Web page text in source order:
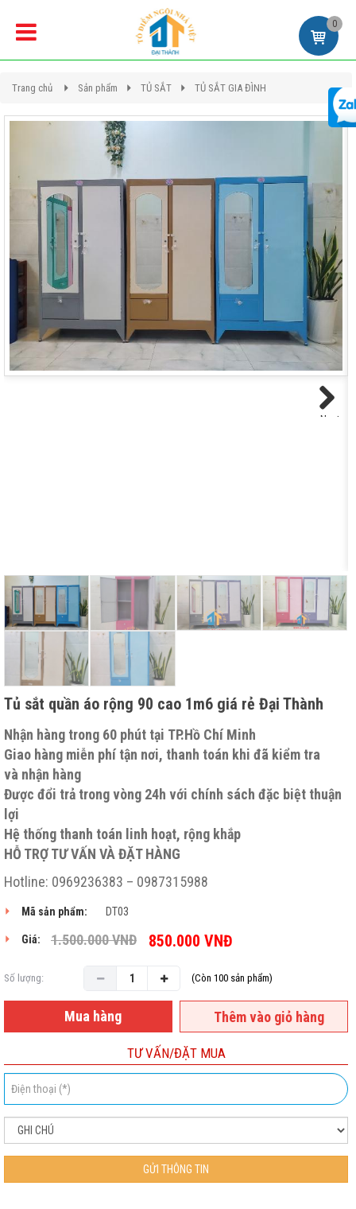
0
Trang chủ Sản phẩm TỦ SẮT TỦ SẮT GIA ĐÌNH
Next
Tủ sắt quần áo rộng 90 cao 1m6 giá rẻ Đại Thành
Nhận hàng trong 60 phút tại TP.Hồ Chí Minh
Giao hàng miễn phí tận nơi, thanh toán khi đã kiểm tra
và nhận hàng
Được đổi trả trong vòng 24h với chính sách đặc biệt thuận
lợi
Hệ thống thanh toán linh hoạt, rộng khắp
HỖ TRỢ TƯ VẤN VÀ ĐẶT HÀNG
Hotline: 0969236383 – 0987315988
Mã sản phẩm: DT03
Giá: 1.500.000VNĐ 850.000 VNĐ
Số lượng: (Còn 100 sản phẩm)
Mua hàng Thêm vào giỏ hàng
TƯ VẤN/ĐẶT MUA
GỬI THÔNG TIN